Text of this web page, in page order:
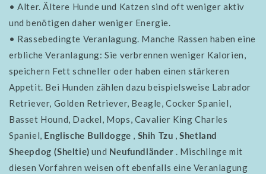
• Alter. Ältere Hunde und Katzen sind oft weniger aktiv
und benötigen daher weniger Energie.
• Rassebedingte Veranlagung. Manche Rassen haben eine
erbliche Veranlagung: Sie verbrennen weniger Kalorien,
speichern Fett schneller oder haben einen stärkeren
Appetit. Bei Hunden zählen dazu beispielsweise Labrador
Retriever, Golden Retriever, Beagle, Cocker Spaniel,
Basset Hound, Dackel, Mops, Cavalier King Charles
Spaniel, Englische Bulldogge , Shih Tzu , Shetland
Sheepdog (Sheltie) und Neufundländer . Mischlinge mit
diesen Vorfahren weisen oft ebenfalls eine Veranlagung